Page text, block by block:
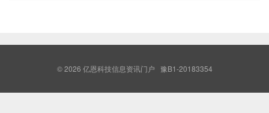
© 2026 亿恩科技信息资讯门户 豫B1-20183354